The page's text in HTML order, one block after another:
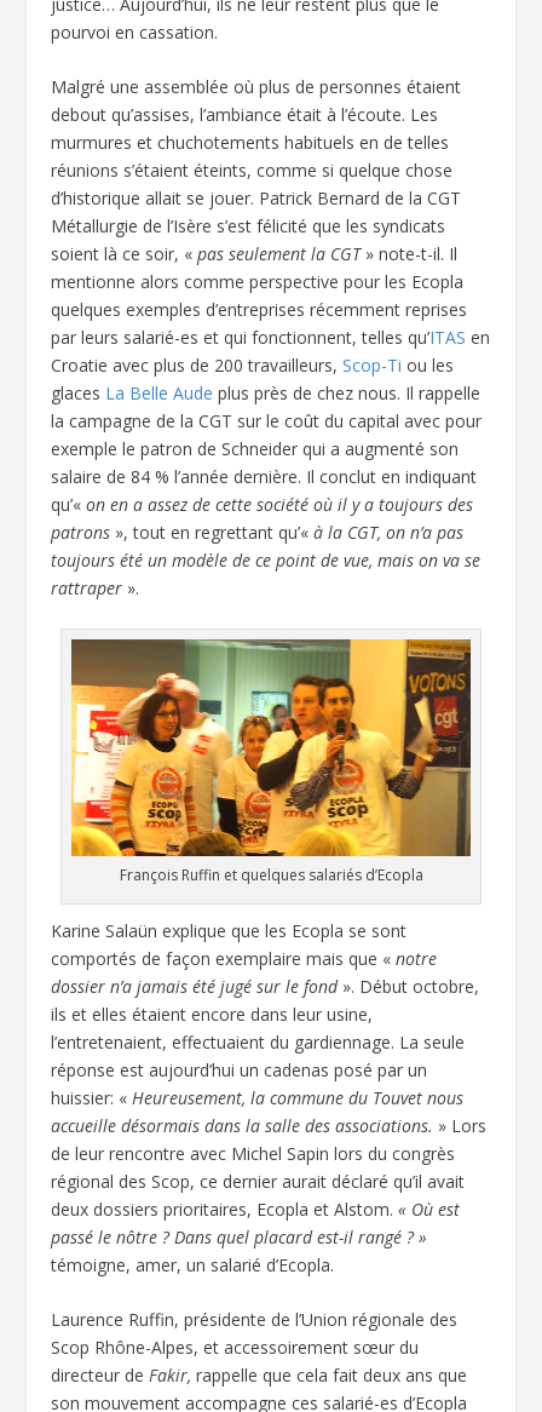
pourvoi en cassation.
Malgré une assemblée où plus de personnes étaient
debout qu’assises, l’ambiance était à l’écoute. Les
murmures et chuchotements habituels en de telles
réunions s’étaient éteints, comme si quelque chose
d’historique allait se jouer. Patrick Bernard de la CGT
Métallurgie de l’Isère s’est félicité que les syndicats
soient là ce soir, «pas seulement la CGT » note-t-il. Il
mentionne alors comme perspective pour les Ecopla
quelques exemples d’entreprises récemment reprises
par leurs salarié-es et qui fonctionnent, telles qu’ITAS en
Croatie avec plus de 200 travailleurs,Scop-Ti ou les
glaces La Belle Aude plus près de chez nous. Il rappelle
la campagne de la CGT sur le coût du capital avec pour
exemple le patron de Schneider qui a augmenté son
salaire de 84 % l’année dernière. Il conclut en indiquant
qu’«on en a assez de cette société où il y a toujours des
patrons », tout en regrettant qu’«à la CGT, on n’a pas
toujours été un modèle de ce point de vue, mais on va se
rattraper ».
François Ruffin et quelques salariés d’Ecopla
Karine Salaün explique que les Ecopla se sont
comportés de façon exemplaire mais que «notre
dossier n’a jamais été jugé sur le fond ». Début octobre,
ils et elles étaient encore dans leur usine,
l’entretenaient, effectuaient du gardiennage. La seule
réponse est aujourd’hui un cadenas posé par un
huissier: «Heureusement, la commune du Touvet nous
accueille désormais dans la salle des associations. » Lors
de leur rencontre avec Michel Sapin lors du congrès
régional des Scop, ce dernier aurait déclaré qu’il avait
deux dossiers prioritaires, Ecopla et Alstom.« Où est
passé le nôtre ? Dans quel placard est-il rangé ? »
témoigne, amer, un salarié d’Ecopla.
Laurence Ruffin, présidente de l’Union régionale des
Scop Rhône-Alpes, et accessoirement sœur du
directeur deFakir, rappelle que cela fait deux ans que
son mouvement accompagne ces salarié-es d’Ecopla